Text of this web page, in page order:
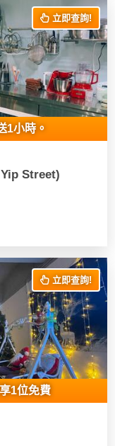
立即查詢!
1小時。
Street)
立即查詢!
1位免費